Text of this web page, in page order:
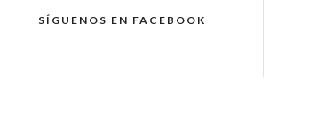
SÍGUENOS EN FACEBOOK